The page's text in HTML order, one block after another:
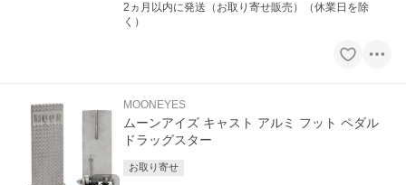
2ヵ月以内に発送（お取り寄せ販売）（休業日を除
く）
MOONEYES
ムーンアイズ キャスト アルミ フット ペダル
ドラッグスター
お取り寄せ